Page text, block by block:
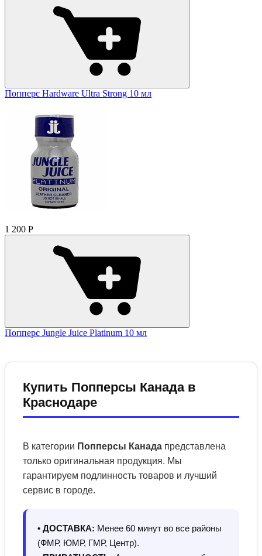
Попперс Hardware Ultra Strong 10 мл
1 200 Р
Попперс Jungle Juice Platinum 10 мл
Купить Попперсы Канада в
Краснодаре
В категории Попперсы Канада представлена
только оригинальная продукция. Мы
гарантируем подлинность товаров и лучший
сервис в городе.
• ДОСТАВКА: Менее 60 минут во все районы
(ФМР, ЮМР, ГМР, Центр).